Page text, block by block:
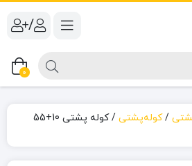
/
0
/کوله‌پشتی /
کوله پشتی 10+55